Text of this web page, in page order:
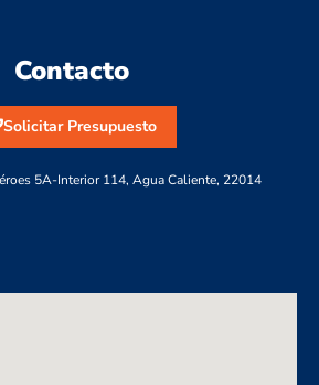
Contacto
Solicitar Presupuesto
5A-Interior 114, Agua Caliente, 22014